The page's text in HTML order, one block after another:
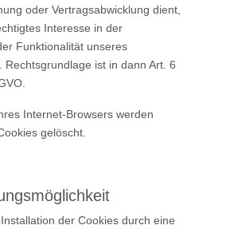
oder Vertragsabwicklung dient,
Interesse in der
Funktionalität unseres
Rechtsgrundlage ist in dann Art. 6
Internet-Browsers werden
gelöscht.
der Cookies durch eine